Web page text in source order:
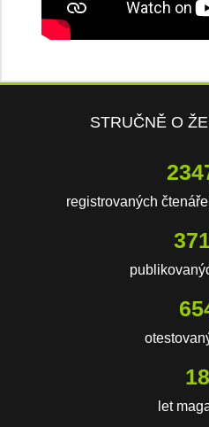
STRUČNĚ O
registrovaných
18
let